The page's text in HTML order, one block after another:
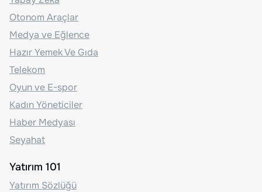
Otonom Araçlar
Medya ve Eğlence
Hazır Yemek Ve Gıda
Telekom
Oyun ve E-spor
Kadın Yöneticiler
Haber Medyası
Seyahat
Yatırım 101
Yatırım Sözlüğü